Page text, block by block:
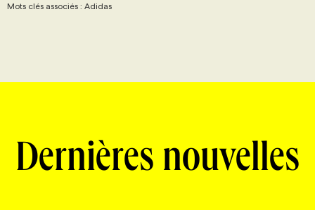
Mots clés associés : Adidas
Dernières nouvelles